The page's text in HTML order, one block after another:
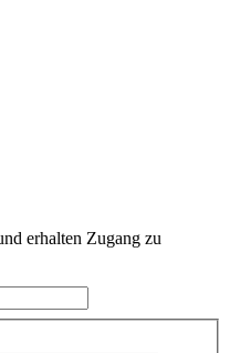
erhalten Zugang zu